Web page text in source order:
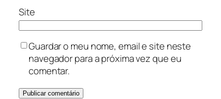
Site
Guardar o meu nome, email e site neste
navegador para a próxima vez que eu
comentar.